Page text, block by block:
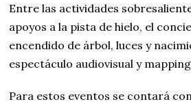
Entre las actividades
apoyos a la pista de hielo, el
encendido de árbol, luces y
espectáculo audiovisual y
Para estos eventos se contará